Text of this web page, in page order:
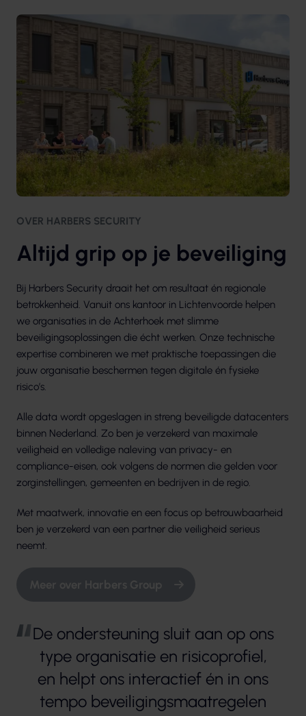
OVER HARBERS SECURITY
Altijd grip op je beveiliging
Bij Harbers Security draait het om resultaat én regionale
betrokkenheid. Vanuit ons kantoor in Lichtenvoorde helpen
we organisaties in de Achterhoek met slimme
beveiligingsoplossingen die écht werken. Onze technische
expertise combineren we met praktische toepassingen die
jouw organisatie beschermen tegen digitale én fysieke
risico’s.
Alle data wordt opgeslagen in streng beveiligde datacenters
binnen Nederland. Zo ben je verzekerd van maximale
veiligheid en volledige naleving van privacy- en
compliance-eisen, ook volgens de normen die gelden voor
zorginstellingen, gemeenten en bedrijven in de regio.
Met maatwerk, innovatie en een focus op betrouwbaarheid
ben je verzekerd van een partner die veiligheid serieus
neemt.
De ondersteuning sluit aan op ons
type organisatie en risicoprofiel,
en helpt ons interactief én in ons
tempo beveiligingsmaatregelen